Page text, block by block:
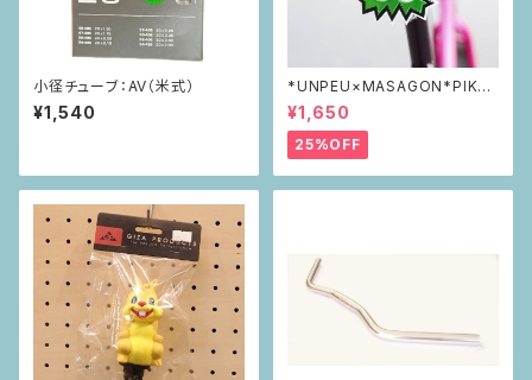
小径チューブ：AV（米式）
¥1,540
*UNPEU×MASAGON*PIKAP
IKAリフレクター green
¥1,650
25%OFF